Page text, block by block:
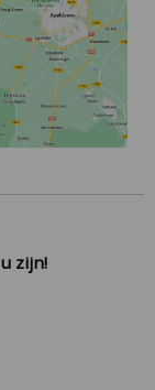
zijn!